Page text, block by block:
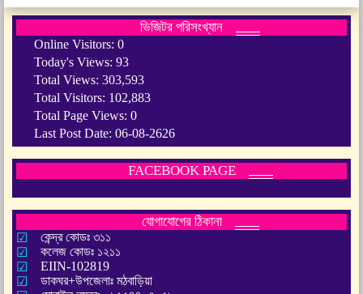
ভিজিটর পরিসংখ্যান
Online Visitors: 0
Today's Views: 93
Total Views: 303,593
Total Visitors: 102,883
Total Page Views: 0
Last Post Date: 06-08-2626
FACEBOOK PAGE
যোগাযোগের ঠিকানা
কেন্দ্র কোডঃ ৩১১
কলেজ কোডঃ ১২১১
EIIN-102819
ডাকঘর+উপজেলাঃ মঠবাড়িয়া